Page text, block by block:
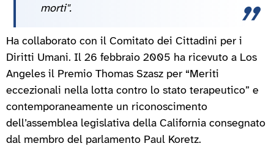
morti".
Ha collaborato con il Comitato dei Cittadini per i
Diritti Umani. Il 26 febbraio 2005 ha ricevuto a Los
Angeles il Premio Thomas Szasz per “Meriti
eccezionali nella lotta contro lo stato terapeutico” e
contemporaneamente un riconoscimento
dell’assemblea legislativa della California consegnato
dal membro del parlamento Paul Koretz.